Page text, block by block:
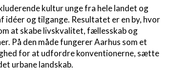
kultur unge fra hele landet og
og tilgange. Resultatet er en by, hvor
at skabe livskvalitet, fællesskab og
På den måde fungerer Aarhus som et
for at udfordre konventionerne, sætte
urbane landskab.